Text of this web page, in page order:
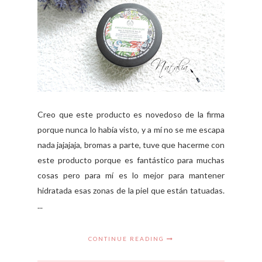
Creo que este producto es novedoso de la firma
porque nunca lo había visto, y a mí no se me escapa
nada jajajaja, bromas a parte, tuve que hacerme con
este producto porque es fantástico para muchas
cosas pero para mí es lo mejor para mantener
hidratada esas zonas de la piel que están tatuadas.
...
CONTINUE READING